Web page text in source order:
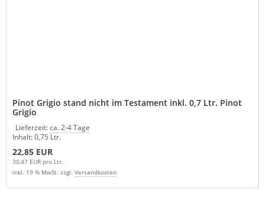
Pinot Grigio stand nicht im Testament inkl. 0,7 Ltr. Pinot
Grigio
Lieferzeit:ca. 2-4 Tage
Inhalt: 0,75 Ltr.
22,85 EUR
30,47 EUR pro Ltr.
inkl. 19 % MwSt. zzgl. Versandkosten